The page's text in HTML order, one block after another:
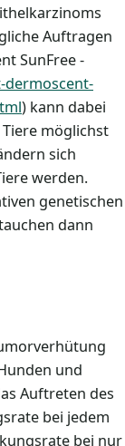
Auftragen
SunFree -
dermoscent-
) kann dabei
möglichst
sich
werden.
genetischen
dann
und
Auftreten des
bei jedem
bei nur